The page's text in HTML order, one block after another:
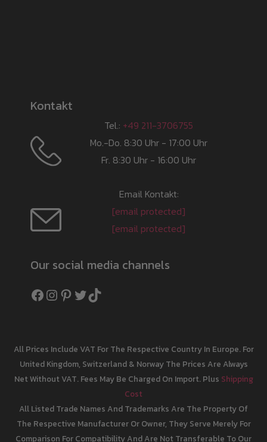
Kontakt
Tel.: +49 211-3706755
Mo.-Do. 8:30 Uhr - 17:00 Uhr
Fr. 8:30 Uhr - 16:00 Uhr
Email Kontakt:
[email protected]
[email protected]
Our social media channels
Facebook
Instagram
Pinterest
Twitter
TikTok
All Prices Include VAT For The Respective Country In Europe. For
United Kingdom, Switzerland & Norway The Prices Are Always
Net Without VAT. Fees May Be Charged On Import. Plus Shipping
Cost
All Listed Trade Names And Trademarks Are The Property Of
The Respective Manufacturer Or Owner, They Serve Merely For
Comparison For Compatibility And Are Not Transferable To Our